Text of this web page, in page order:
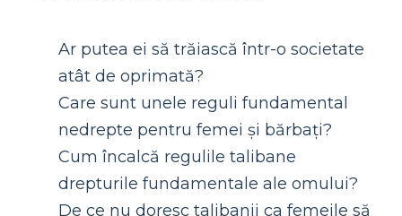
Ar putea ei să trăiască într-o societate
atât de oprimată?
Care sunt unele reguli fundamental
nedrepte pentru femei și bărbați?
Cum încalcă regulile talibane
drepturile fundamentale ale omului?
De ce nu doresc talibanii ca femeile să